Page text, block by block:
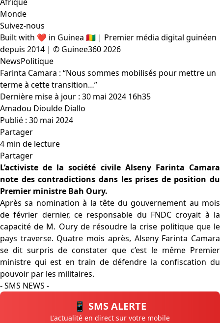
Monde
Suivez-nous
Built with ❤️ in Guinea 🇬🇳 | Premier média digital guinéen
depuis 2014 | © Guinee360 2026
NewsPolitique
Farinta Camara : “Nous sommes mobilisés pour mettre un
terme à cette transition…”
Dernière mise à jour : 30 mai 2024 16h35
Amadou Dioulde Diallo
Publié : 30 mai 2024
Partager
4 min de lecture
Partager
L’activiste de la société civile Alseny Farinta Camara
note des contradictions dans les prises de position du
Premier ministre Bah Oury.
Après sa nomination à la tête du gouvernement au mois
de février dernier, ce responsable du FNDC croyait à la
capacité de M. Oury de résoudre la crise politique que le
pays traverse. Quatre mois après, Alseny Farinta Camara
se dit surpris de constater que c’est le même Premier
ministre qui est en train de défendre la confiscation du
pouvoir par les militaires.
- SMS NEWS -
📱 SMS ALERTE
L'actualité en direct sur votre mobile